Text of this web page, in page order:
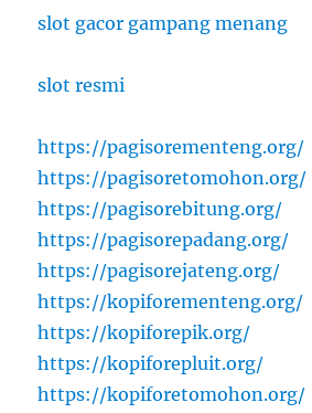
slot gacor gampang menang
slot resmi
https://pagisorementeng.org/
https://pagisoretomohon.org/
https://pagisorebitung.org/
https://pagisorepadang.org/
https://pagisorejateng.org/
https://kopiforementeng.org/
https://kopiforepik.org/
https://kopiforepluit.org/
https://kopiforetomohon.org/